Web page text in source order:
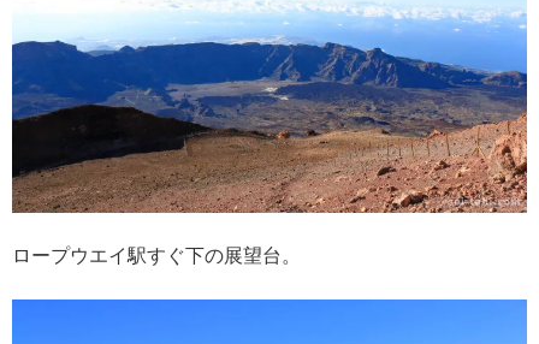
ロープウエイ駅すぐ下の展望台。